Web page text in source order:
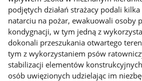
podjętych działań strażacy podali
natarciu na pożar, ewakuowali osoby
kondygnacji, w tym jedną z
dokonali przeszukania otwartego
tym z wykorzystaniem psów
stabilizacji elementów
osób uwięzionych udzielając im